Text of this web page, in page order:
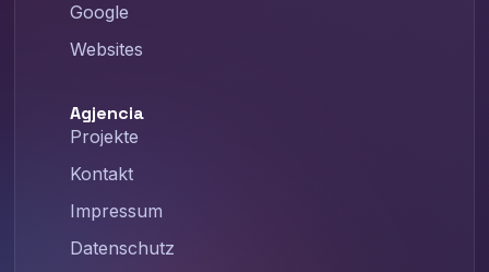
Google
Websites
Agjencia
Projekte
Kontakt
Impressum
Datenschutz